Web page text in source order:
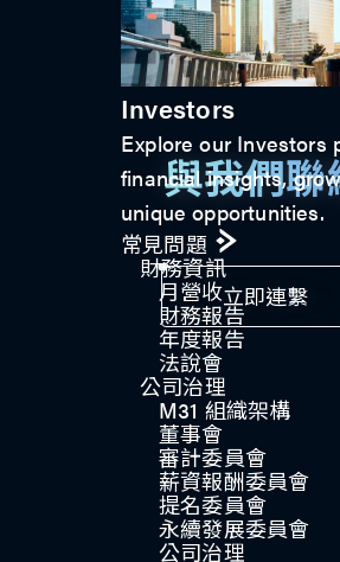
Investors
Explore our Investors
financial insights,
unique opportunities.
常見問題
財務資訊
月營收
財務報告
年度報告
法說會
公司治理​
M31 組織架構
董事會
審計委員會
薪資報酬委員會
提名委員會
永續發展委員會
公司治理
與我們聯
立即連繫